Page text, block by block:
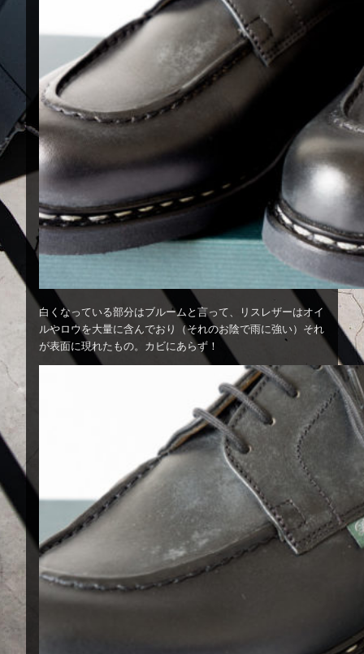
白くなっている部分はブルームと言って、リスレザーはオイ
ルやロウを大量に含んでおり（それのお陰で雨に強い）それ
が表面に現れたもの。カビにあらず！